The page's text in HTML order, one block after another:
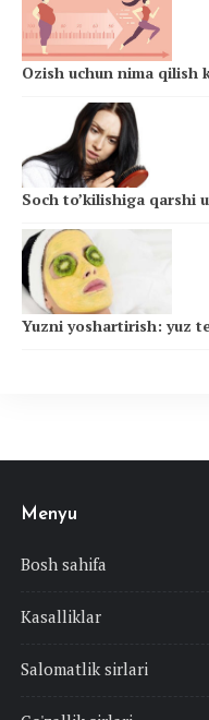
Ozish uchun nima qilish
Soch to’kilishiga qarshi
Yuzni yoshartirish: yuz
Menyu
Bosh sahifa
Kasalliklar
Salomatlik sirlari